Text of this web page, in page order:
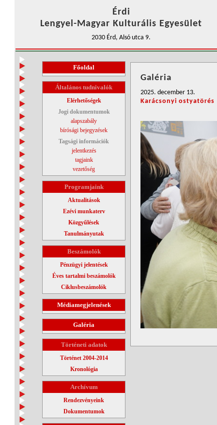
Érdi
Lengyel-Magyar Kulturális Egyesület
2030 Érd, Alsó utca 9.
Főoldal
Általános tudnivalók
Elérhetőségek
Jogi dokumentumok
alapszabály
bírósági bejegyzések
Tagsági információk
jelentkezés
tagjaink
vezetőség
Programjaink
Aktualitások
Ezévi munkaterv
Közgyűlések
Tanulmányutak
Beszámolók
Pénzügyi jelentések
Éves tartalmi beszámolók
Ciklusbeszámolók
Médiamegjelenések
Galéria
Történeti adatok
Történet 2004-2014
Kronológia
Archívum
Rendezvényeink
Dokumentumok
Galéria
2025. december 13.
Karácsonyi ostyatörés